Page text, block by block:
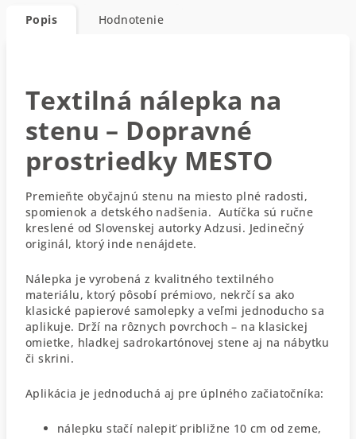
Popis Hodnotenie
Textilná nálepka na
stenu – Dopravné
prostriedky MESTO
Premieňte obyčajnú stenu na miesto plné radosti,
spomienok a detského nadšenia. Autíčka sú ručne
kreslené od Slovenskej autorky Adzusi. Jedinečný
originál, ktorý inde nenájdete.
Nálepka je vyrobená z kvalitného textilného
materiálu, ktorý pôsobí prémiovo, nekrčí sa ako
klasické papierové samolepky a veľmi jednoducho sa
aplikuje. Drží na rôznych povrchoch – na klasickej
omietke, hladkej sadrokartónovej stene aj na nábytku
či skrini.
Aplikácia je jednoduchá aj pre úplného začiatočníka:
nálepku stačí nalepiť približne 10 cm od zeme,